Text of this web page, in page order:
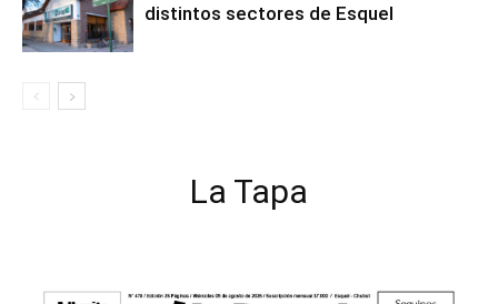
distintos sectores de Esquel
La Tapa